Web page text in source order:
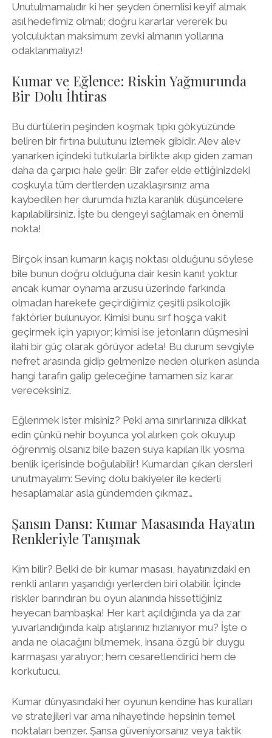
Unutulmamalıdır ki her şeyden önemlisi keyif almak
asıl hedefimiz olmalı; doğru kararlar vererek bu
yolculuktan maksimum zevki almanın yollarına
odaklanmalıyız!
Kumar ve Eğlence: Riskin Yağmurunda
Bir Dolu İhtiras
Bu dürtülerin peşinden koşmak tıpkı gökyüzünde
beliren bir fırtına bulutunu izlemek gibidir. Alev alev
yanarken içindeki tutkularla birlikte akıp giden zaman
daha da çarpıcı hale gelir: Bir zafer elde ettiğinizdeki
coşkuyla tüm dertlerden uzaklaşırsınız ama
kaybedilen her durumda hızla karanlık düşüncelere
kapılabilirsiniz. İşte bu dengeyi sağlamak en önemli
nokta!
Birçok insan kumarın kaçış noktası olduğunu söylese
bile bunun doğru olduğuna dair kesin kanıt yoktur
ancak kumar oynama arzusu üzerinde farkında
olmadan harekete geçirdiğimiz çeşitli psikolojik
faktörler bulunuyor. Kimisi bunu sırf hoşça vakit
geçirmek için yapıyor; kimisi ise jetonların düşmesini
ilahi bir güç olarak görüyor adeta! Bu durum sevgiyle
nefret arasında gidip gelmenize neden olurken aslında
hangi tarafın galip geleceğine tamamen siz karar
vereceksiniz.
Eğlenmek ister misiniz? Peki ama sınırlarınıza dikkat
edin çünkü nehir boyunca yol alırken çok okuyup
öğrenmiş olsanız bile bazen suya kapılan ilk yosma
benlik içerisinde boğulabilir! Kumardan çıkan dersleri
unutmayalım: Sevinç dolu bakiyeler ile kederli
hesaplamalar asla gündemden çıkmaz…
Şansın Dansı: Kumar Masasında Hayatın
Renkleriyle Tanışmak
Kim bilir? Belki de bir kumar masası, hayatınızdaki en
renkli anların yaşandığı yerlerden biri olabilir. İçinde
riskler barındıran bu oyun alanında hissettiğiniz
heyecan bambaşka! Her kart açıldığında ya da zar
yuvarlandığında kalp atışlarınız hızlanıyor mu? İşte o
anda ne olacağını bilmemek, insana özgü bir duygu
karmaşası yaratıyor; hem cesaretlendirici hem de
korkutucu.
Kumar dünyasındaki her oyunun kendine has kuralları
ve stratejileri var ama nihayetinde hepsinin temel
noktaları benzer. Şansa güveniyorsanız veya taktik